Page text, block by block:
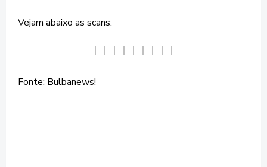
Vejam abaixo as scans:
Fonte: Bulbanews!